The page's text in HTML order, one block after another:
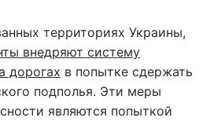
территориях Украины,
внедряют систему
дорогах в попытке сдержать
подполья. Эти меры
являются попыткой